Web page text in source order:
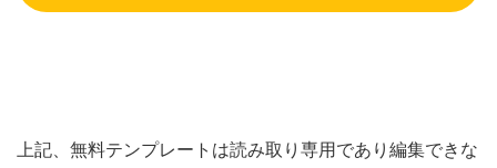
上記、無料テンプレートは読み取り専用であり編集できな